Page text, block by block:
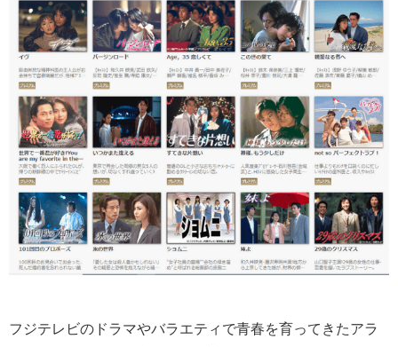
フジテレビのドラマやバラエティで青春を育ってきたアラ